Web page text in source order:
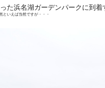
た浜名湖ガーデンパークに到
といえば当然ですが・・・